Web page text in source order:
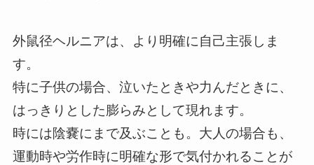
外鼠径ヘルニアは、より明確に自己主張しま
す。
特に子供の場合、泣いたときや力んだときに、
はっきりとした膨らみとして現れます。
時には陰嚢にまで及ぶことも。大人の場合も、
運動時や労作時に明確な形で気付かれることが